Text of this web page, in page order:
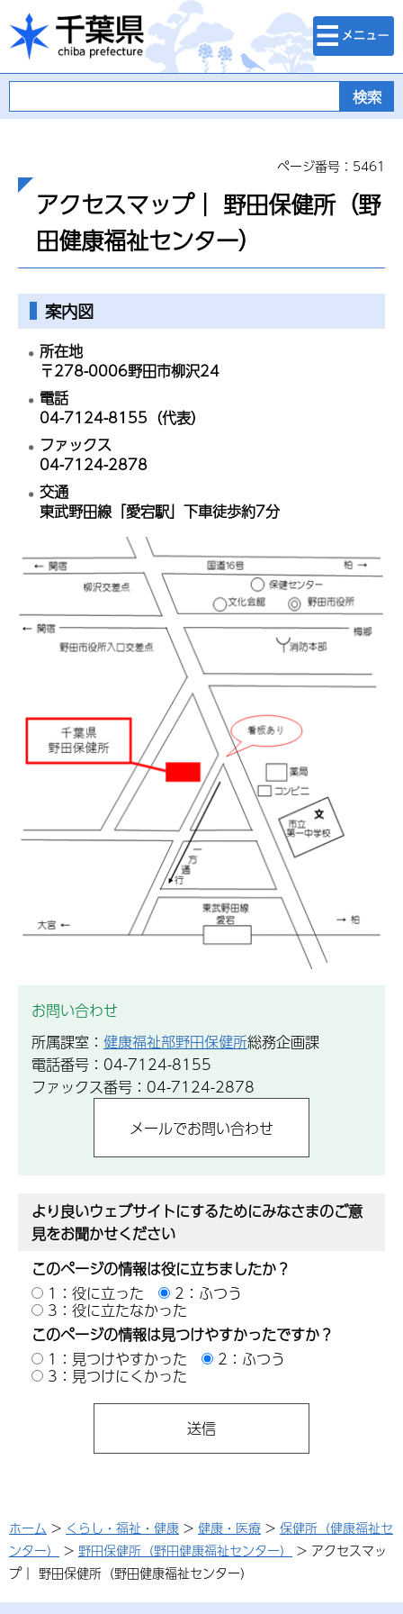
千葉県
検索・メニュ
ー
ページ番号：5461
アクセスマップ｜ 野田保健所（野
田健康福祉センター）
案内図
所在地
〒278-0006野田市柳沢24
電話
04-7124-8155（代表）
ファックス
04-7124-2878
交通
東武野田線「愛宕駅」下車徒歩約7分
お問い合わせ
所属課室： 健康福祉部野田保健所総務企画課
電話番号：04-7124-8155
ファックス番号：04-7124-2878
より良いウェブサイトにするためにみなさまのご意
見をお聞かせください
このページの情報は役に立ちましたか？
1：役に立った
2：ふつう
3：役に立たなかった
このページの情報は見つけやすかったですか？
1：見つけやすかった
2：ふつう
3：見つけにくかった
ホーム > くらし・福祉・健康 > 健康・医療 > 保健所（健康福祉セ
ンター）
> 野田保健所（野田健康福祉センター）
> アクセスマッ
プ｜ 野田保健所（野田健康福祉センター）